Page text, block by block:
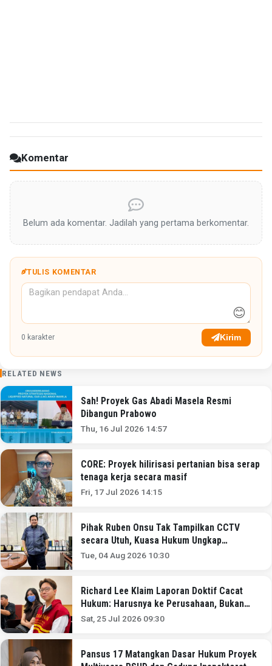
Komentar
Belum ada komentar. Jadilah yang pertama berkomentar.
TULIS KOMENTAR
😊
0 karakter Kirim
RELATED NEWS
Sah! Proyek Gas Abadi Masela Resmi
Dibangun Prabowo
Thu, 16 Jul 2026 14:57
CORE: Proyek hilirisasi pertanian bisa serap
tenaga kerja secara masif
Fri, 17 Jul 2026 14:15
Pihak Ruben Onsu Tak Tampilkan CCTV
secara Utuh, Kuasa Hukum Ungkap
Alasannya
Tue, 04 Aug 2026 10:30
Richard Lee Klaim Laporan Doktif Cacat
Hukum: Harusnya ke Perusahaan, Bukan
Pribadi
Sat, 25 Jul 2026 09:30
Pansus 17 Matangkan Dasar Hukum Proyek